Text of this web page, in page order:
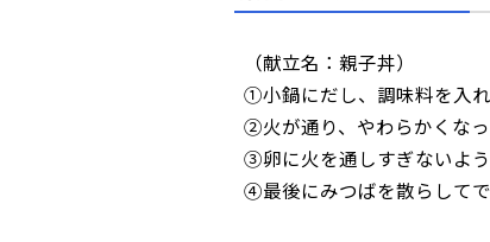
（献立名：親子丼）
①小鍋にだし、調味料を入
②火が通り、やわらかくな
③卵に火を通しすぎないよ
④最後にみつばを散らしてで